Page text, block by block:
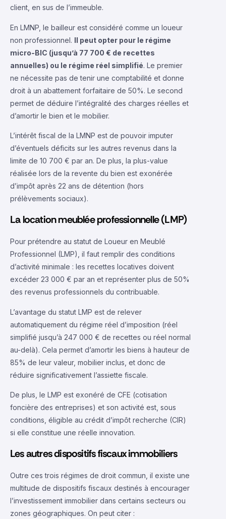
client, en sus de l’immeuble.
En LMNP, le bailleur est considéré comme un loueur
non professionnel. Il peut opter pour le régime
micro-BIC (jusqu’à 77 700 € de recettes
annuelles) ou le régime réel simplifié. Le premier
ne nécessite pas de tenir une comptabilité et donne
droit à un abattement forfaitaire de 50%. Le second
permet de déduire l’intégralité des charges réelles et
d’amortir le bien et le mobilier.
L’intérêt fiscal de la LMNP est de pouvoir imputer
d’éventuels déficits sur les autres revenus dans la
limite de 10 700 € par an. De plus, la plus-value
réalisée lors de la revente du bien est exonérée
d’impôt après 22 ans de détention (hors
prélèvements sociaux).
La location meublée professionnelle (LMP)
Pour prétendre au statut de Loueur en Meublé
Professionnel (LMP), il faut remplir des conditions
d’activité minimale : les recettes locatives doivent
excéder 23 000 € par an et représenter plus de 50%
des revenus professionnels du contribuable.
L’avantage du statut LMP est de relever
automatiquement du régime réel d’imposition (réel
simplifié jusqu’à 247 000 € de recettes ou réel normal
au-delà). Cela permet d’amortir les biens à hauteur de
85% de leur valeur, mobilier inclus, et donc de
réduire significativement l’assiette fiscale.
De plus, le LMP est exonéré de CFE (cotisation
foncière des entreprises) et son activité est, sous
conditions, éligible au crédit d’impôt recherche (CIR)
si elle constitue une réelle innovation.
Les autres dispositifs fiscaux immobiliers
Outre ces trois régimes de droit commun, il existe une
multitude de dispositifs fiscaux destinés à encourager
l’investissement immobilier dans certains secteurs ou
zones géographiques. On peut citer :